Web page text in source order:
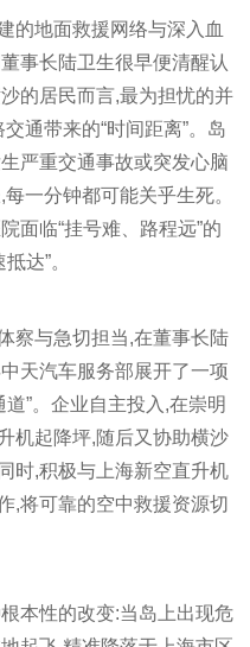
的地面救援网络与深入血
事长陆卫生很早便清醒认
的居民而言,最为担忧的并
通带来的“时间距离”。岛
严重交通事故或突发心脑
一分钟都可能关乎生死。
面临“挂号难、路程远”的
达”。
察与急切担当,在董事长陆
天汽车服务部展开了一项
”。企业自主投入,在崇明
机起降坪,随后又协助横沙
时,积极与上海新空直升机
,将可靠的空中救援资源切
本性的改变:当岛上出现危